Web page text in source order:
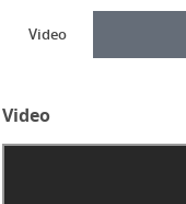
Video
Video